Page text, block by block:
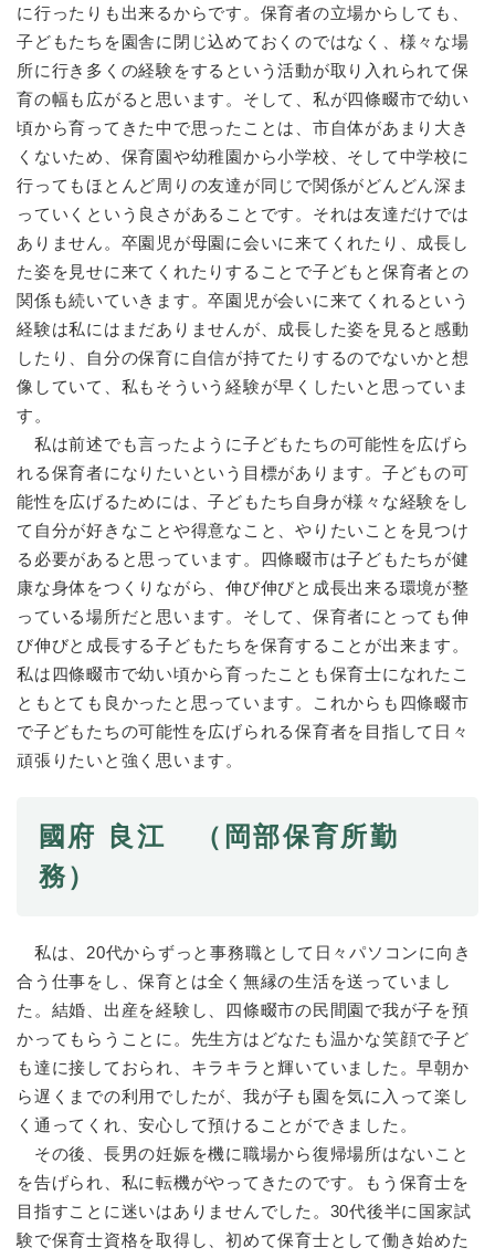
に行ったりも出来るからです。保育者の立場からしても、
子どもたちを園舎に閉じ込めておくのではなく、様々な場
所に行き多くの経験をするという活動が取り入れられて保
育の幅も広がると思います。そして、私が四條畷市で幼い
頃から育ってきた中で思ったことは、市自体があまり大き
くないため、保育園や幼稚園から小学校、そして中学校に
行ってもほとんど周りの友達が同じで関係がどんどん深ま
っていくという良さがあることです。それは友達だけでは
ありません。卒園児が母園に会いに来てくれたり、成長し
た姿を見せに来てくれたりすることで子どもと保育者との
関係も続いていきます。卒園児が会いに来てくれるという
経験は私にはまだありませんが、成長した姿を見ると感動
したり、自分の保育に自信が持てたりするのでないかと想
像していて、私もそういう経験が早くしたいと思っていま
す。
私は前述でも言ったように子どもたちの可能性を広げら
れる保育者になりたいという目標があります。子どもの可
能性を広げるためには、子どもたち自身が様々な経験をし
て自分が好きなことや得意なこと、やりたいことを見つけ
る必要があると思っています。四條畷市は子どもたちが健
康な身体をつくりながら、伸び伸びと成長出来る環境が整
っている場所だと思います。そして、保育者にとっても伸
び伸びと成長する子どもたちを保育することが出来ます。
私は四條畷市で幼い頃から育ったことも保育士になれたこ
ともとても良かったと思っています。これからも四條畷市
で子どもたちの可能性を広げられる保育者を目指して日々
頑張りたいと強く思います。
國府 良江 （岡部保育所勤
務）
私は、20代からずっと事務職として日々パソコンに向き
合う仕事をし、保育とは全く無縁の生活を送っていまし
た。結婚、出産を経験し、四條畷市の民間園で我が子を預
かってもらうことに。先生方はどなたも温かな笑顔で子ど
も達に接しておられ、キラキラと輝いていました。早朝か
ら遅くまでの利用でしたが、我が子も園を気に入って楽し
く通ってくれ、安心して預けることができました。
その後、長男の妊娠を機に職場から復帰場所はないこと
を告げられ、私に転機がやってきたのです。もう保育士を
目指すことに迷いはありませんでした。30代後半に国家試
験で保育士資格を取得し、初めて保育士として働き始めた